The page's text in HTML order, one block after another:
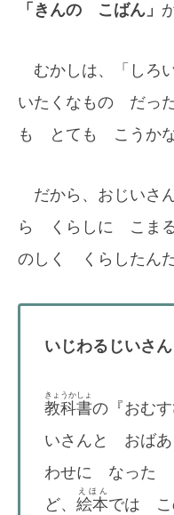
「きんの こばん」
むかしは、「し
いたくなもの だっ
も とても こうか
だから、おじいさ
ら くらしに こま
のしく くらしたんだ
いじわるじいさ
教科書
きょうかしょ
の『おむ
いさんと おば
わせに なった
ど、 絵本
えほん
では こ